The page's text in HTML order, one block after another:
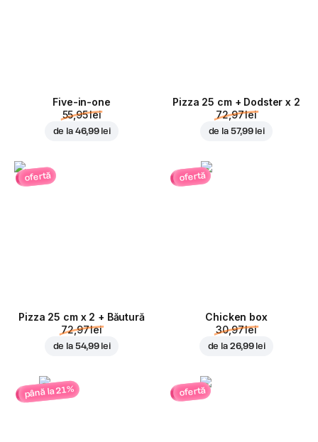
Five-in-one
55,95 lei
de la 46,99 lei
Pizza 25 cm + Dodster x 2
72,97 lei
de la 57,99 lei
ofertă
Pizza 25 cm x 2 + Băutură
72,97 lei
de la 54,99 lei
ofertă
Chicken box
30,97 lei
de la 26,99 lei
până la 21% ofertă